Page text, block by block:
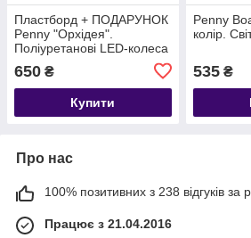
Пластборд + ПОДАРУНОК
Penny "Орхідея".
Поліуретанові LED-колеса
650 ₴
Купити
Penny
колір.
535₴
Про нас
100% позитивних з 238 відгуків за
Працює з 21.04.2016